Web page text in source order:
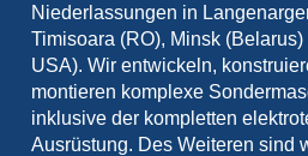
Niederlassungen in
Timisoara (RO), Minsk
USA). Wir entwickeln,
montieren komplexe
inklusive der kompletten
Ausrüstung. Des Weiteren sind